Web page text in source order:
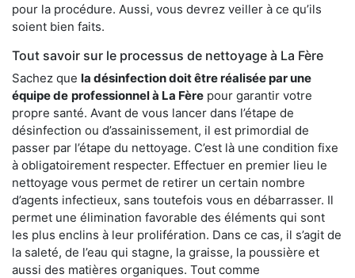
pour la procédure. Aussi, vous devrez veiller à ce qu’ils
soient bien faits.
Tout savoir sur le processus de nettoyage à La Fère
Sachez que la désinfection doit être réalisée par une
équipe de professionnel à La Fère pour garantir votre
propre santé. Avant de vous lancer dans l’étape de
désinfection ou d’assainissement, il est primordial de
passer par l’étape du nettoyage. C’est là une condition fixe
à obligatoirement respecter. Effectuer en premier lieu le
nettoyage vous permet de retirer un certain nombre
d’agents infectieux, sans toutefois vous en débarrasser. Il
permet une élimination favorable des éléments qui sont
les plus enclins à leur prolifération. Dans ce cas, il s’agit de
la saleté, de l’eau qui stagne, la graisse, la poussière et
aussi des matières organiques. Tout comme